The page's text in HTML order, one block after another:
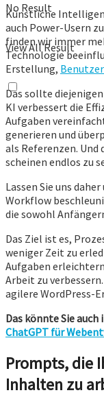
No Result
View All Result
Künstliche
auch Power-Usern
finden wir immer
Technologie
Erstellung,
Das sollte
KI verbessert die
Aufgaben
generieren und
als Referenzen.
scheinen endlos zu
Lassen Sie uns
Workflow
die sowohl
Das Ziel ist es,
weniger Zeit zu
Aufgaben
Arbeit zu
agilere WordPress-
Das könnte Sie
ChatGPT für
Prompts, die
Inhalten zu